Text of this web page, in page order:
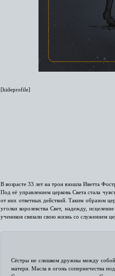
[hideprofile]
В возрасте 33 лет на трон взошла Иветта
Под её управлением церковь Света стала
от них ответных действий. Таким образом
уголки королевства Свет, надежду,
учеников связали свою жизнь со служением
Сёстры не слишком дружны между
матери. Масла в огонь соперничества